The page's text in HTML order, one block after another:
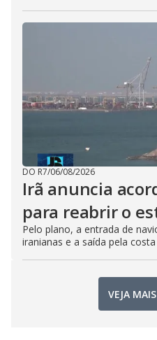
DO R7/06/08/2026
Irã anuncia
para reabrir o
Pelo plano, a entrada de
iranianas e a saída pela
VEJA